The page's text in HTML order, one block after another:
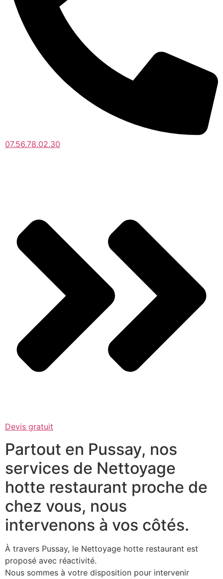
07.56.78.02.30
Devis gratuit
Partout en Pussay, nos
services de Nettoyage
hotte restaurant proche de
chez vous, nous
intervenons à vos côtés.
À travers Pussay, le Nettoyage hotte restaurant est
proposé avec réactivité.
Nous sommes à votre disposition pour intervenir